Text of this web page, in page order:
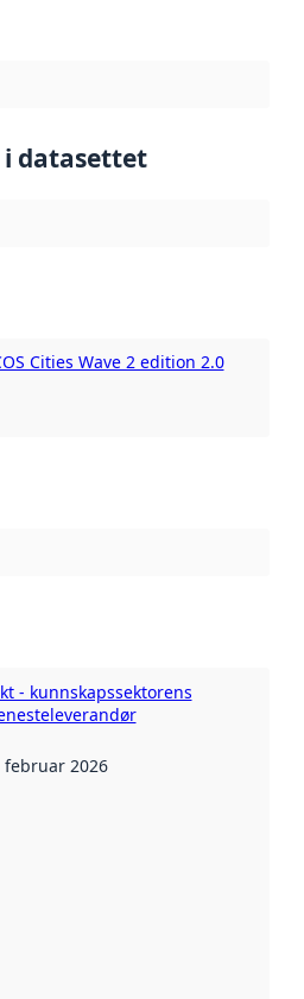
datasettet
Cities Wave 2 edition 2.0
- kunnskapssektorens
februar 2026